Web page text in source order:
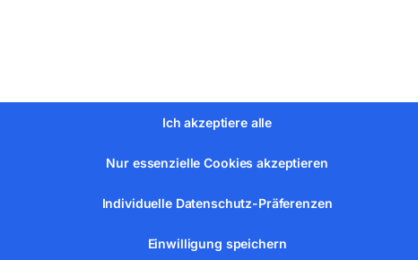
Ich akzeptiere alle
Nur essenzielle Cookies akzeptieren
Individuelle Datenschutz-Präferenzen
Einwilligung speichern